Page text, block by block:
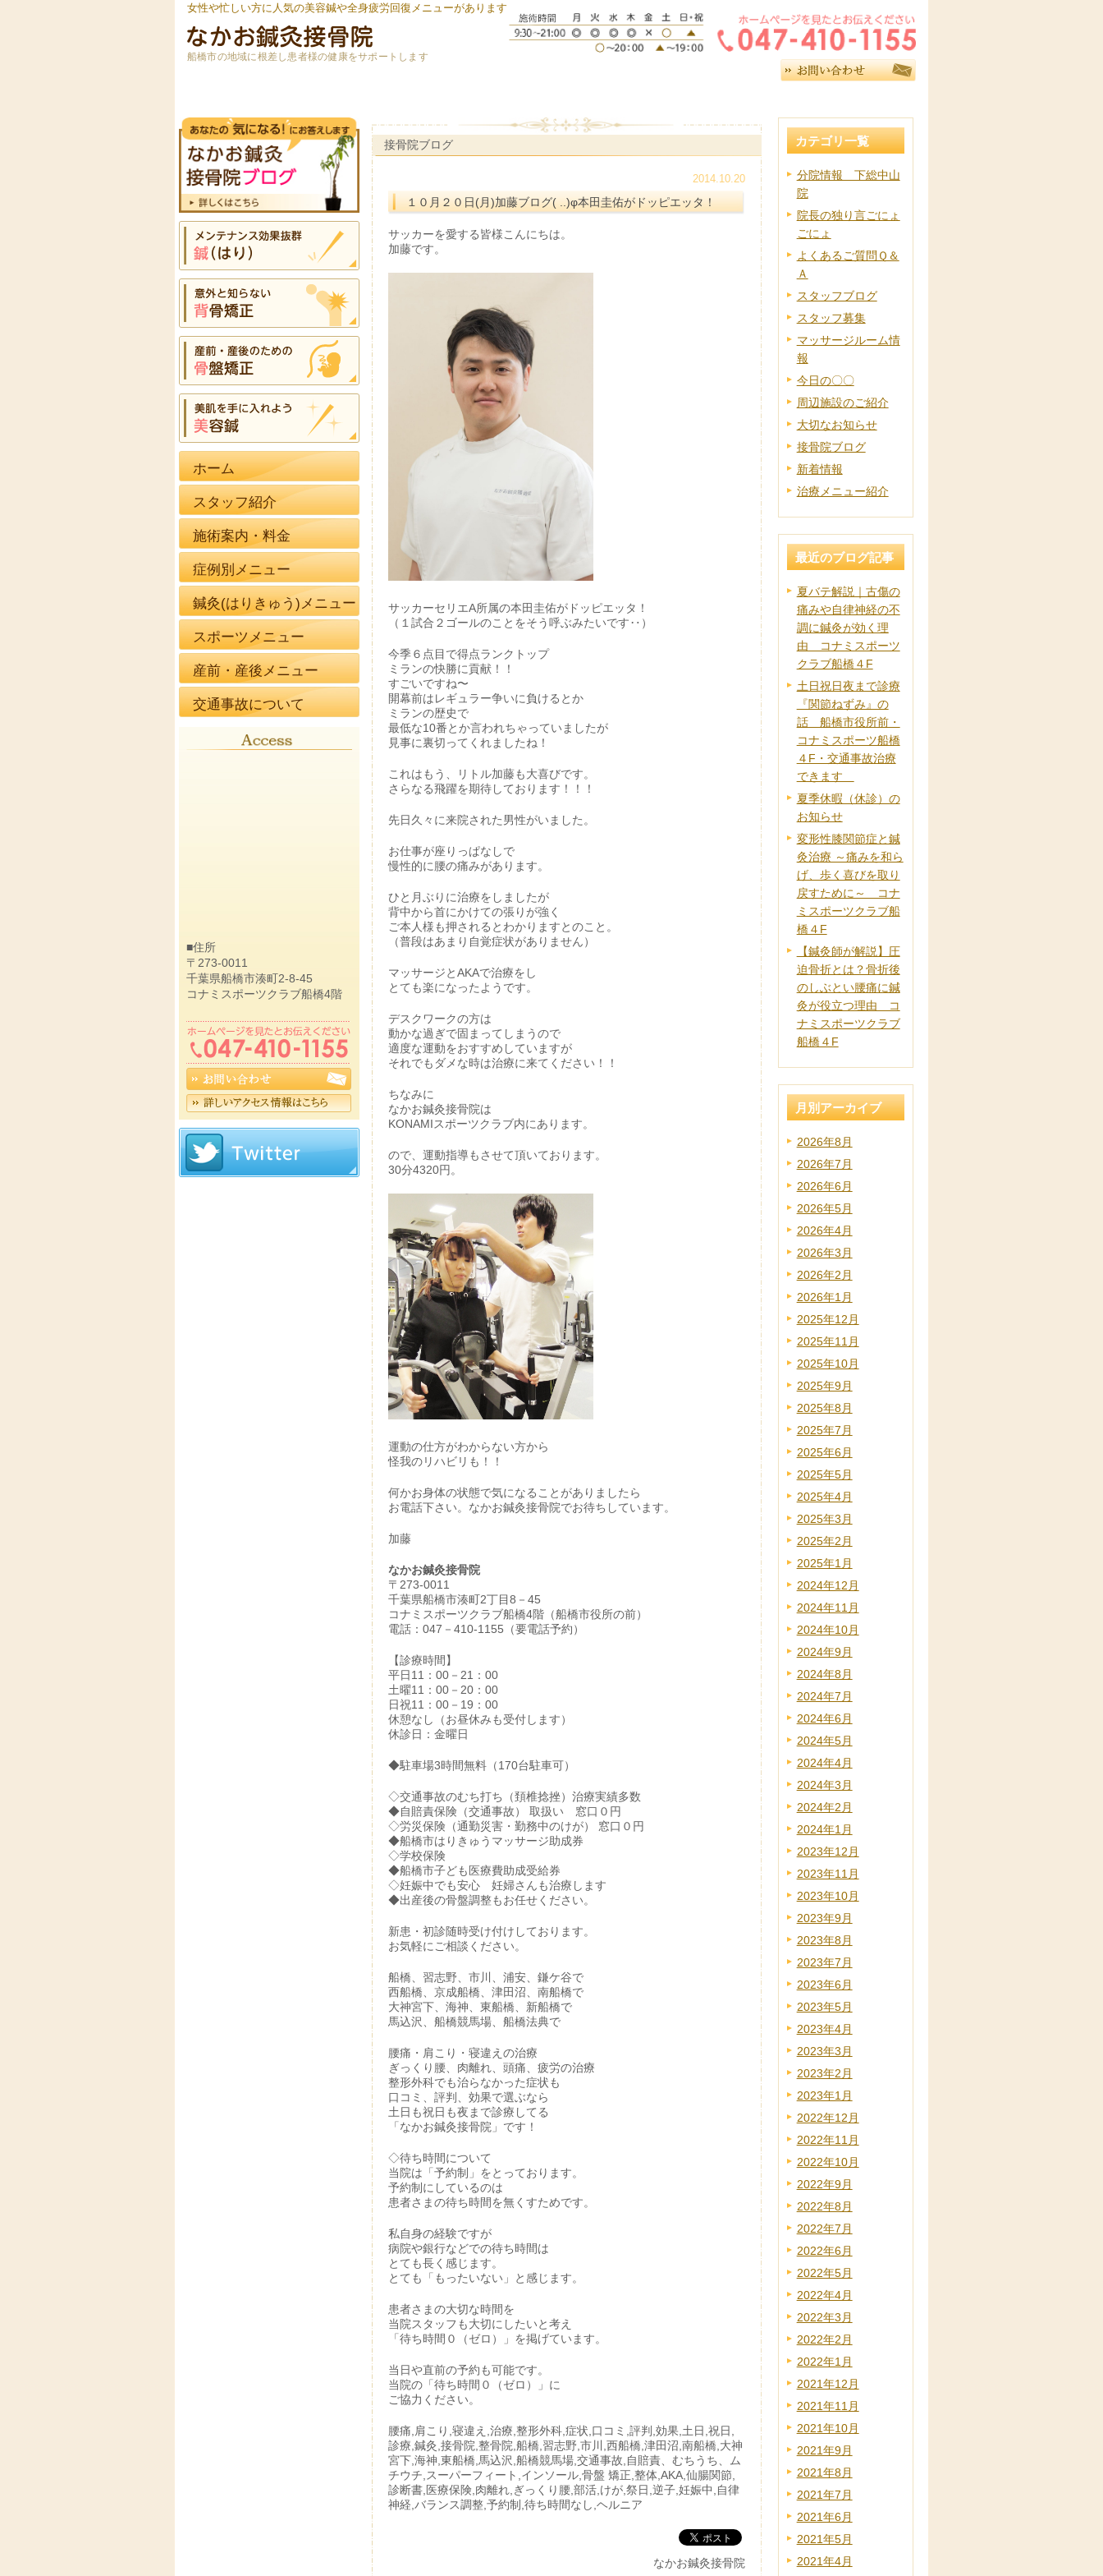
女性や忙しい方に人気の美容鍼や全身疲労回復メニューがあります
船橋市の地域に根差し患者様の健康をサポートします
接骨院ブログ
2014.10.20
１０月２０日(月)加藤ブログ( ..)φ本田圭佑がドッピエッタ！
サッカーを愛する皆様こんにちは。
加藤です。
サッカーセリエA所属の本田圭佑がドッピエッタ！
（１試合２ゴールのことをそう呼ぶみたいです‥）
今季６点目で得点ランクトップ
ミランの快勝に貢献！！
すごいですね〜
開幕前はレギュラー争いに負けるとか
ミランの歴史で
最低な10番とか言われちゃっていましたが
見事に裏切ってくれましたね！
これはもう、リトル加藤も大喜びです。
さらなる飛躍を期待しております！！！
先日久々に来院された男性がいました。
お仕事が座りっぱなしで
慢性的に腰の痛みがあります。
ひと月ぶりに治療をしましたが
背中から首にかけての張りが強く
ご本人様も押されるとわかりますとのこと。
（普段はあまり自覚症状がありません）
マッサージとAKAで治療をし
とても楽になったようです。
デスクワークの方は
動かな過ぎで固まってしまうので
適度な運動をおすすめしていますが
それでもダメな時は治療に来てください！！
ちなみに
なかお鍼灸接骨院は
KONAMIスポーツクラブ内にあります。
ので、運動指導もさせて頂いております。
30分4320円。
運動の仕方がわからない方から
怪我のリハビリも！！
何かお身体の状態で気になることがありましたら
お電話下さい。なかお鍼灸接骨院でお待ちしています。
加藤
なかお鍼灸接骨院
〒273-0011
千葉県船橋市湊町2丁目8－45
コナミスポーツクラブ船橋4階（船橋市役所の前）
電話：047－410-1155（要電話予約）
【診療時間】
平日11：00－21：00
土曜11：00－20：00
日祝11：00－19：00
休憩なし（お昼休みも受付します）
休診日：金曜日
◆駐車場3時間無料（170台駐車可）
◇交通事故のむち打ち（頚椎捻挫）治療実績多数
◆自賠責保険（交通事故） 取扱い 窓口０円
◇労災保険（通勤災害・勤務中のけが） 窓口０円
◆船橋市はりきゅうマッサージ助成券
◇学校保険
◆船橋市子ども医療費助成受給券
◇妊娠中でも安心 妊婦さんも治療します
◆出産後の骨盤調整もお任せください。
新患・初診随時受け付けしております。
お気軽にご相談ください。
船橋、習志野、市川、浦安、鎌ケ谷で
西船橋、京成船橋、津田沼、南船橋で
大神宮下、海神、東船橋、新船橋で
馬込沢、船橋競馬場、船橋法典で
腰痛・肩こり・寝違えの治療
ぎっくり腰、肉離れ、頭痛、疲労の治療
整形外科でも治らなかった症状も
口コミ、評判、効果で選ぶなら
土日も祝日も夜まで診療してる
「なかお鍼灸接骨院」です！
◇待ち時間について
当院は「予約制」をとっております。
予約制にしているのは
患者さまの待ち時間を無くすためです。
私自身の経験ですが
病院や銀行などでの待ち時間は
とても長く感じます。
とても「もったいない」と感じます。
患者さまの大切な時間を
当院スタッフも大切にしたいと考え
「待ち時間０（ゼロ）」を掲げています。
当日や直前の予約も可能です。
当院の「待ち時間０（ゼロ）」に
ご協力ください。
腰痛,肩こり,寝違え,治療,整形外科,症状,口コミ,評判,効果,土日,祝日,
診療,鍼灸,接骨院,整骨院,船橋,習志野,市川,西船橋,津田沼,南船橋,大神
宮下,海神,東船橋,馬込沢,船橋競馬場,交通事故,自賠責、むちうち、ム
チウチ,スーパーフィート,インソール,骨盤 矯正,整体,AKA,仙腸関節,
診断書,医療保険,肉離れ,ぎっくり腰,部活,けが,祭日,逆子,妊娠中,自律
神経,バランス調整,予約制,待ち時間なし,ヘルニア
なかお鍼灸接骨院
カテゴリ一覧
分院情報 下総中山
院
院長の独り言ごにょ
ごにょ
よくあるご質問Ｑ＆
Ａ
スタッフブログ
スタッフ募集
マッサージルーム情
報
今日の〇〇
周辺施設のご紹介
大切なお知らせ
接骨院ブログ
新着情報
治療メニュー紹介
最近のブログ記事
夏バテ解説｜古傷の
痛みや自律神経の不
調に鍼灸が効く理
由 コナミスポーツ
クラブ船橋４F
土日祝日夜まで診療
『関節ねずみ』の
話 船橋市役所前・
コナミスポーツ船橋
４F・交通事故治療
できます
夏季休暇（休診）の
お知らせ
変形性膝関節症と鍼
灸治療 ～痛みを和ら
げ、歩く喜びを取り
戻すために～ コナ
ミスポーツクラブ船
橋４F
【鍼灸師が解説】圧
迫骨折とは？骨折後
のしぶとい腰痛に鍼
灸が役立つ理由 コ
ナミスポーツクラブ
船橋４F
月別アーカイブ
2026年8月
2026年7月
2026年6月
2026年5月
2026年4月
2026年3月
2026年2月
2026年1月
2025年12月
2025年11月
2025年10月
2025年9月
2025年8月
2025年7月
2025年6月
2025年5月
2025年4月
2025年3月
2025年2月
2025年1月
2024年12月
2024年11月
2024年10月
2024年9月
2024年8月
2024年7月
2024年6月
2024年5月
2024年4月
2024年3月
2024年2月
2024年1月
2023年12月
2023年11月
2023年10月
2023年9月
2023年8月
2023年7月
2023年6月
2023年5月
2023年4月
2023年3月
2023年2月
2023年1月
2022年12月
2022年11月
2022年10月
2022年9月
2022年8月
2022年7月
2022年6月
2022年5月
2022年4月
2022年3月
2022年2月
2022年1月
2021年12月
2021年11月
2021年10月
2021年9月
2021年8月
2021年7月
2021年6月
2021年5月
2021年4月
ホーム
スタッフ紹介
施術案内・料金
症例別メニュー
鍼灸(はりきゅう)メニュー
スポーツメニュー
産前・産後メニュー
交通事故について
■住所
〒273-0011
千葉県船橋市湊町2-8-45
コナミスポーツクラブ船橋4階